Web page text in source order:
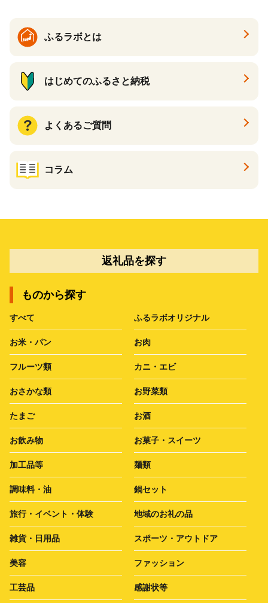
ふるラボとは
はじめてのふるさと納税
よくあるご質問
コラム
返礼品を探す
ものから探す
すべて ふるラボオリジナル
お米・パン お肉
フルーツ類 カニ・エビ
おさかな類 お野菜類
たまご お酒
お飲み物 お菓子・スイーツ
加工品等 麺類
調味料・油 鍋セット
旅行・イベント・体験 地域のお礼の品
雑貨・日用品 スポーツ・アウトドア
美容 ファッション
工芸品 感謝状等